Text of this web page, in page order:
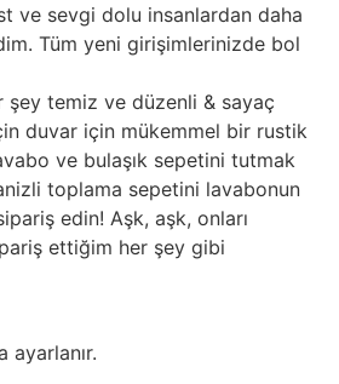
ve sevgi dolu insanlardan daha
Tüm yeni girişimlerinizde bol
şey temiz ve düzenli & sayaç
duvar için mükemmel bir rustik
ve bulaşık sepetini tutmak
toplama sepetini lavabonun
edin! Aşk, aşk, onları
ettiğim her şey gibi
ayarlanır.